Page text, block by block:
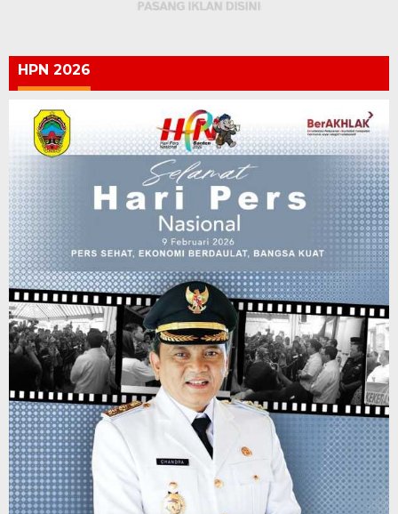
HPN 2026